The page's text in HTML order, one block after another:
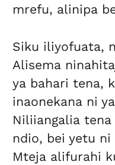
mrefu, alinipa
Siku iliyofuata,
Alisema
ya bahari tena,
inaonekana ni
Niliiangalia
ndio, bei yetu ni
Mteja alifurahi